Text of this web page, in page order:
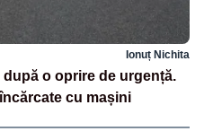
Ionuț Nichita
o oprire de urgență.
cu mașini